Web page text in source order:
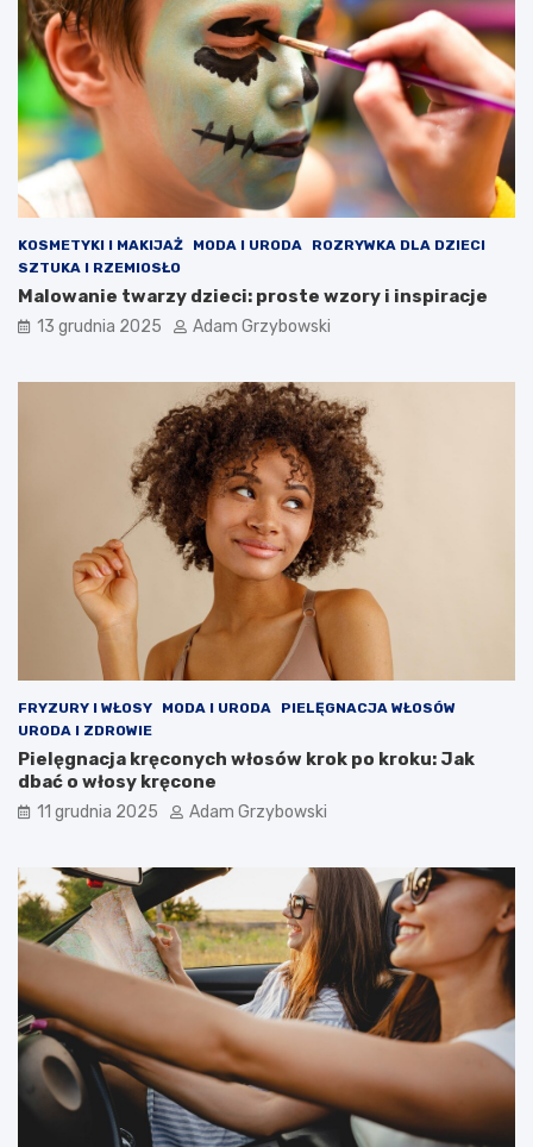
KOSMETYKI I MAKIJAŻ MODA I URODA
ROZRYWKA DLA DZIECI
SZTUKA I RZEMIOSŁO
Malowanie twarzy dzieci: proste wzory i inspiracje
13 grudnia 2025 Adam Grzybowski
FRYZURY I WŁOSY MODA I URODA
PIELĘGNACJA WŁOSÓW
URODA I ZDROWIE
Pielęgnacja kręconych włosów krok po kroku: Jak
dbać o włosy kręcone
11 grudnia 2025 Adam Grzybowski